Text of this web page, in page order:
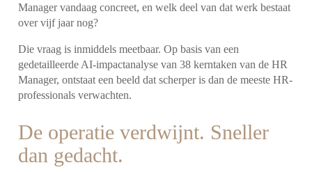
Manager vandaag concreet, en welk deel van dat werk bestaat
over vijf jaar nog?
Die vraag is inmiddels meetbaar. Op basis van een
gedetailleerde AI-impactanalyse van 38 kerntaken van de HR
Manager, ontstaat een beeld dat scherper is dan de meeste HR-
professionals verwachten.
De operatie verdwijnt. Sneller
dan gedacht.